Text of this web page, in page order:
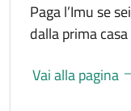
Paga l’Imu se
dalla prima casa
Vai alla pagina